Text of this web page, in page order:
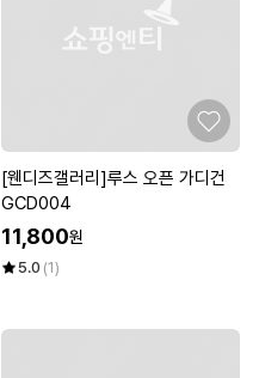
[웬디즈갤러리]루스 오픈 가디건
GCD004
11,800원
5.0 (1)